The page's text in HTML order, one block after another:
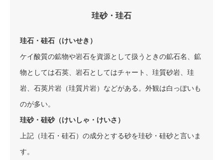
珪砂・珪石
珪石・硅石（けいせき）
ケイ酸質の鉱物や岩石を資源として扱うときの鉱石名、鉱
物としては石英、岩石としてはチャート、珪質砂岩、珪
岩、石英片岩（珪質片岩）などがある。外観は白っぽいも
のが多い。
珪砂・硅砂（けいしゃ・けいさ）
上記（珪石・硅石）の成分とする砂を珪砂・硅砂と言いま
す。